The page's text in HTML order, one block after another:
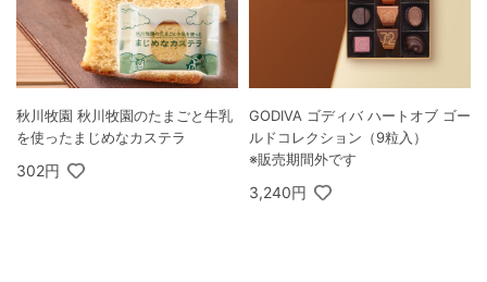
秋川牧園 秋川牧園のたまごと牛乳
を使ったまじめなカステラ
302円
GODIVA ゴディバ ハートオブ ゴー
ルドコレクション（9粒入）
※販売期間外です
3,240円